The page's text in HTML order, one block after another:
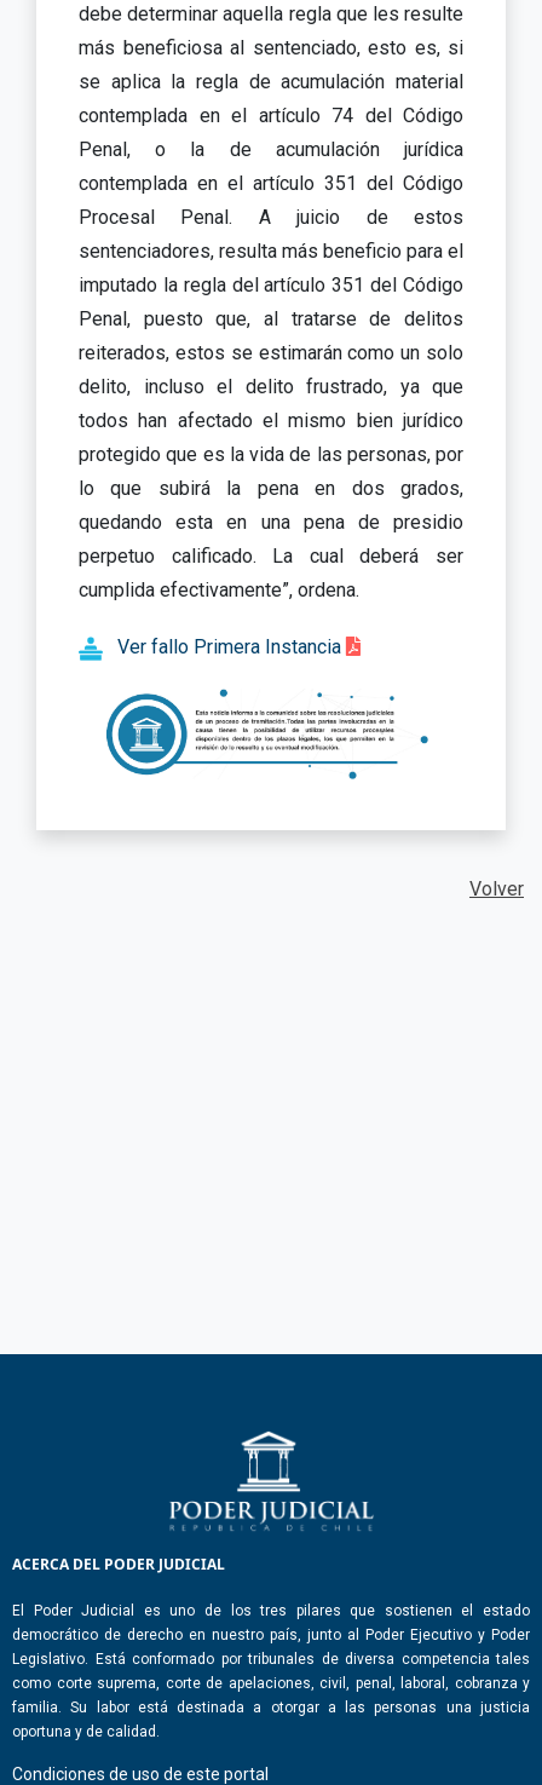
debe determinar aquella regla que les resulte
más beneficiosa al sentenciado, esto es, si
se aplica la regla de acumulación material
contemplada en el artículo 74 del Código
Penal, o la de acumulación jurídica
contemplada en el artículo 351 del Código
Procesal Penal. A juicio de estos
sentenciadores, resulta más beneficio para el
imputado la regla del artículo 351 del Código
Penal, puesto que, al tratarse de delitos
reiterados, estos se estimarán como un solo
delito, incluso el delito frustrado, ya que
todos han afectado el mismo bien jurídico
protegido que es la vida de las personas, por
lo que subirá la pena en dos grados,
quedando esta en una pena de presidio
perpetuo calificado. La cual deberá ser
cumplida efectivamente”, ordena.
Ver fallo Primera Instancia
Volver
ACERCA DEL PODER JUDICIAL
El Poder Judicial es uno de los tres pilares que sostienen el estado
democrático de derecho en nuestro país, junto al Poder Ejecutivo y Poder
Legislativo. Está conformado por tribunales de diversa competencia tales
como corte suprema, corte de apelaciones, civil, penal, laboral, cobranza y
familia. Su labor está destinada a otorgar a las personas una justicia
oportuna y de calidad.
Condiciones de uso de este portal